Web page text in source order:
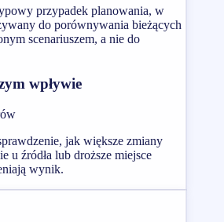
przypadek planowania, w
do porównywania bieżących
scenariuszem, a nie do
wpływie
jak większe zmiany
u źródła lub droższe miejsce
wynik.